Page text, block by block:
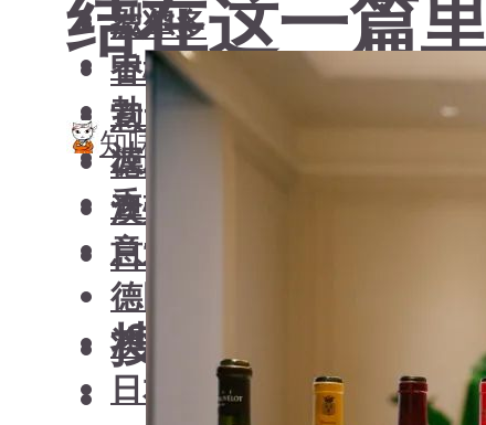
波尔多
香槟
意大利
德国
澳大利亚-新西兰
日本清酒
搜索文章
烈酒
中国酒
勃艮第
波尔多
香槟
意大利
德国
澳大利亚-新西兰
日本清酒
结在这一篇
知味君